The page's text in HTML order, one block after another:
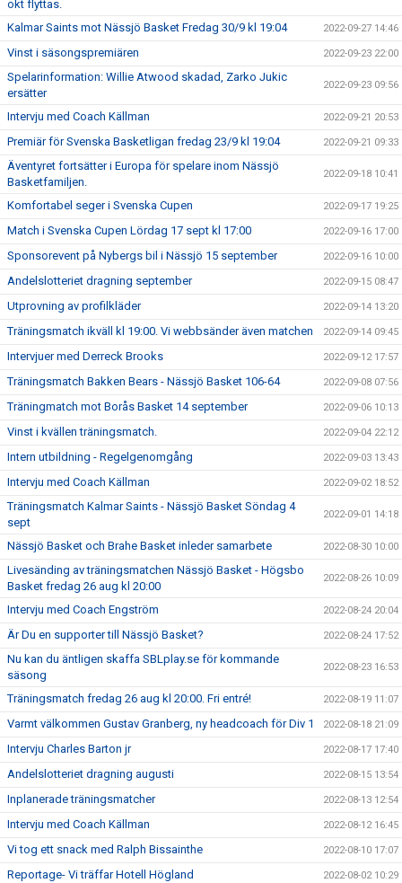
okt flyttas.
Kalmar Saints mot Nässjö Basket Fredag 30/9 kl 19:04 2022-09-27 14:46
Vinst i säsongspremiären 2022-09-23 22:00
Spelarinformation: Willie Atwood skadad, Zarko Jukic
ersätter
2022-09-23 09:56
Intervju med Coach Källman 2022-09-21 20:53
Premiär för Svenska Basketligan fredag 23/9 kl 19:04 2022-09-21 09:33
Äventyret fortsätter i Europa för spelare inom Nässjö
Basketfamiljen.
2022-09-18 10:41
Komfortabel seger i Svenska Cupen 2022-09-17 19:25
Match i Svenska Cupen Lördag 17 sept kl 17:00 2022-09-16 17:00
Sponsorevent på Nybergs bil i Nässjö 15 september 2022-09-16 10:00
Andelslotteriet dragning september 2022-09-15 08:47
Utprovning av profilkläder 2022-09-14 13:20
Träningsmatch ikväll kl 19:00. Vi webbsänder även matchen 2022-09-14 09:45
Intervjuer med Derreck Brooks 2022-09-12 17:57
Träningsmatch Bakken Bears - Nässjö Basket 106-64 2022-09-08 07:56
Träningmatch mot Borås Basket 14 september 2022-09-06 10:13
Vinst i kvällen träningsmatch. 2022-09-04 22:12
Intern utbildning - Regelgenomgång 2022-09-03 13:43
Intervju med Coach Källman 2022-09-02 18:52
Träningsmatch Kalmar Saints - Nässjö Basket Söndag 4
sept
2022-09-01 14:18
Nässjö Basket och Brahe Basket inleder samarbete 2022-08-30 10:00
Livesänding av träningsmatchen Nässjö Basket - Högsbo
Basket fredag 26 aug kl 20:00
2022-08-26 10:09
Intervju med Coach Engström 2022-08-24 20:04
Är Du en supporter till Nässjö Basket? 2022-08-24 17:52
Nu kan du äntligen skaffa SBLplay.se för kommande
säsong
2022-08-23 16:53
Träningsmatch fredag 26 aug kl 20:00. Fri entré! 2022-08-19 11:07
Varmt välkommen Gustav Granberg, ny headcoach för Div 1 2022-08-18 21:09
Intervju Charles Barton jr 2022-08-17 17:40
Andelslotteriet dragning augusti 2022-08-15 13:54
Inplanerade träningsmatcher 2022-08-13 12:54
Intervju med Coach Källman 2022-08-12 16:45
Vi tog ett snack med Ralph Bissainthe 2022-08-10 17:07
Reportage- Vi träffar Hotell Högland 2022-08-02 10:29